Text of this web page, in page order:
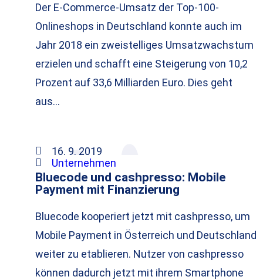
Der E-Commerce-Umsatz der Top-100-
Onlineshops in Deutschland konnte auch im
Jahr 2018 ein zweistelliges Umsatzwachstum
erzielen und schafft eine Steigerung von 10,2
Prozent auf 33,6 Milliarden Euro. Dies geht
aus…
16. 9. 2019
Unternehmen
Bluecode und cashpresso: Mobile
Payment mit Finanzierung
Bluecode kooperiert jetzt mit cashpresso, um
Mobile Payment in Österreich und Deutschland
weiter zu etablieren. Nutzer von cashpresso
können dadurch jetzt mit ihrem Smartphone